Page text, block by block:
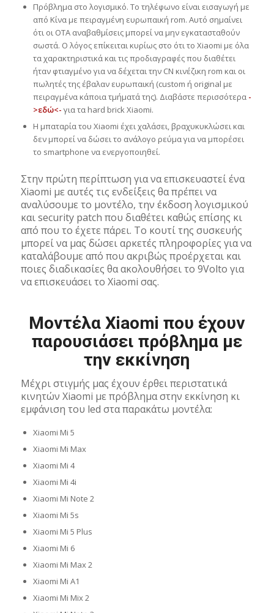
Πρόβλημα στο λογισμικό. Το τηλέφωνο είναι εισαγωγή με
από Κίνα με πειραγμένη ευρωπαική rom. Αυτό σημαίνει
ότι οι OTA αναβαθμίσεις μπορεί να μην εγκατασταθούν
σωστά. Ο λόγος επίκειται κυρίως στο ότι το Xiaomi με όλα
τα χαρακτηριστικά και τις προδιαγραφές που διαθέτει
ήταν φτιαγμένο για να δέχεται την CN κινέζικη rom και οι
πωλητές της έβαλαν ευρωπαική (custom ή original με
πειραγμένα κάποια τμήματά της). Διαβάστε περισσότερα -
>εδώ<- για τα hard brick Xiaomi.
Η μπαταρία του Xiaomi έχει χαλάσει, βραχυκυκλώσει και
δεν μπορεί να δώσει το ανάλογο ρεύμα για να μπορέσει
το smartphone να ενεργοποιηθεί.
Στην πρώτη περίπτωση για να επισκευαστεί ένα
Xiaomi με αυτές τις ενδείξεις θα πρέπει να
αναλύσουμε το μοντέλο, την έκδοση λογισμικού
και security patch που διαθέτει καθώς επίσης κι
από που το έχετε πάρει. Το κουτί της συσκευής
μπορεί να μας δώσει αρκετές πληροφορίες για να
καταλάβουμε από που ακριβώς προέρχεται και
ποιες διαδικασίες θα ακολουθήσει το 9Volto για
να επισκευάσει το Xiaomi σας.
Μοντέλα Xiaomi που έχουν
παρουσιάσει πρόβλημα με
την εκκίνηση
Μέχρι στιγμής μας έχουν έρθει περιστατικά
κινητών Xiaomi με πρόβλημα στην εκκίνηση κι
εμφάνιση του led στα παρακάτω μοντέλα:
Xiaomi Mi 5
Xiaomi Mi Max
Xiaomi Mi 4
Xiaomi Mi 4i
Xiaomi Mi Note 2
Xiaomi Mi 5s
Xiaomi Mi 5 Plus
Xiaomi Mi 6
Xiaomi Mi Max 2
Xiaomi Mi A1
Xiaomi Mi Mix 2